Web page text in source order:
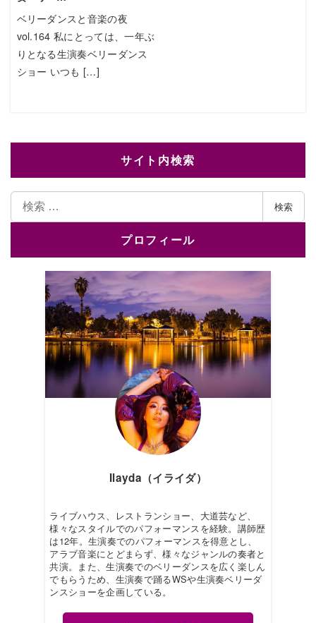
ベリーダンスと音楽の夜
vol.164 私にとっては、一年ぶ
りとなる生演奏ベリーダンス
ショー いつも […]
サイト内検索
検
検索
プロフィール
Ilayda（イライダ）
ライブハウス、レストランショー、大道芸など、
様々なスタイルでのパフォーマンスを経験。講師歴
は12年。生演奏でのパフォーマンスを得意とし、
アラブ音楽にとどまらず、様々なジャンルの奏者と
共演。また、生演奏でのベリーダンスを広く楽しん
でもらうため、生演奏で踊るWSや生演奏ベリーダ
ンスショーを企画している。